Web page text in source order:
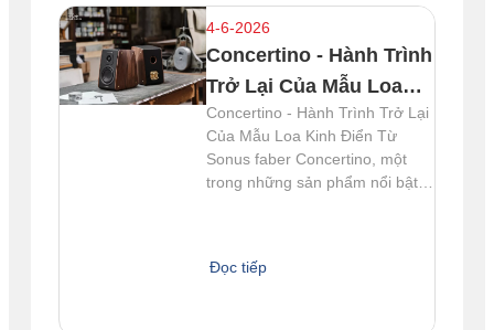
4-6-2026
Concertino - Hành Trình
Trở Lại Của Mẫu Loa
Kinh Điển Từ Sonus
faber
Concertino - Hành Trình Trở Lại
Của Mẫu Loa Kinh Điển Từ
Sonus faber Concertino, một
trong những sản phẩm nổi bật
sản lâu đời trong ngành công
Đọc tiếp